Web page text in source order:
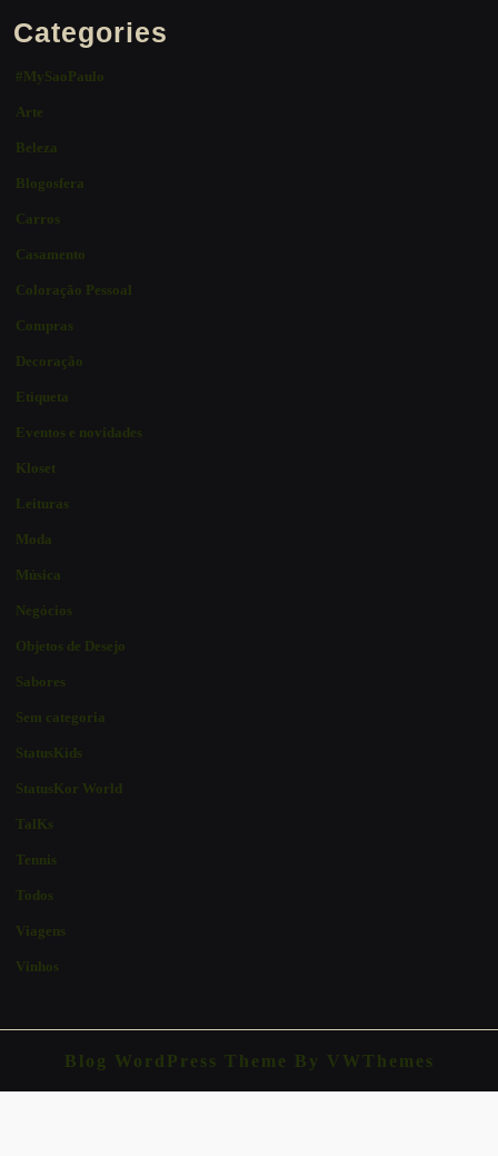
Categories
#MySaoPaulo
Arte
Beleza
Blogosfera
Carros
Casamento
Coloração Pessoal
Compras
Decoração
Etiqueta
Eventos e novidades
Kloset
Leituras
Moda
Música
Negócios
Objetos de Desejo
Sabores
Sem categoria
StatusKids
StatusKor World
TalKs
Tennis
Todos
Viagens
Vinhos
Blog WordPress Theme By VWThemes